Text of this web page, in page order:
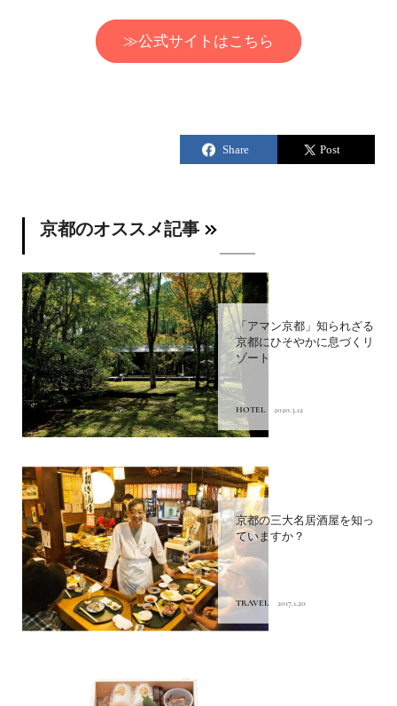
≫公式サイトはこちら
京都のオススメ記事
「アマン京都」知られざる
京都にひそやかに息づくリ
ゾート
HOTEL 2020.3.12
京都の三大名居酒屋を知っ
ていますか？
TRAVEL 2017.1.20